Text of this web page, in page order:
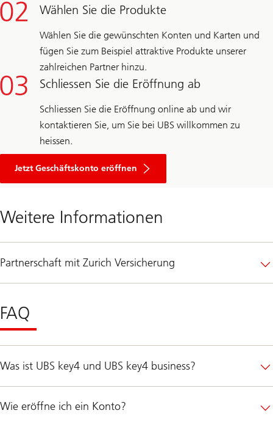
Wählen Sie die Produkte
Wählen Sie die gewünschten Konten und Karten und
fügen Sie zum Beispiel attraktive Produkte unserer
zahlreichen Partner hinzu.
Schliessen Sie die Eröffnung ab
Schliessen Sie die Eröffnung online ab und wir
kontaktieren Sie, um Sie bei UBS willkommen zu
heissen.
Jetzt Geschäftskonto eröffnen
Weitere Informationen
Partnerschaft mit Zurich Versicherung
FAQ
Was ist UBS key4 und UBS key4 business?
Wie eröffne ich ein Konto?